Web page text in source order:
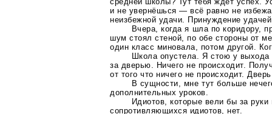
и не увернёшься — всё равно не
неизбежной удачи. Принуждение
Вчера, когда я шла по коридору,
шум стоял стеной, по обе стороны от
один класс миновала, потом другой.
Школа опустела. Я стою у
за дверью. Ничего не происходит.
от того что ничего не происходит.
В сущности, мне тут больше
дополнительных уроков.
Идиотов, которые вели бы за руки
сопротивляющихся идиотов, нет.